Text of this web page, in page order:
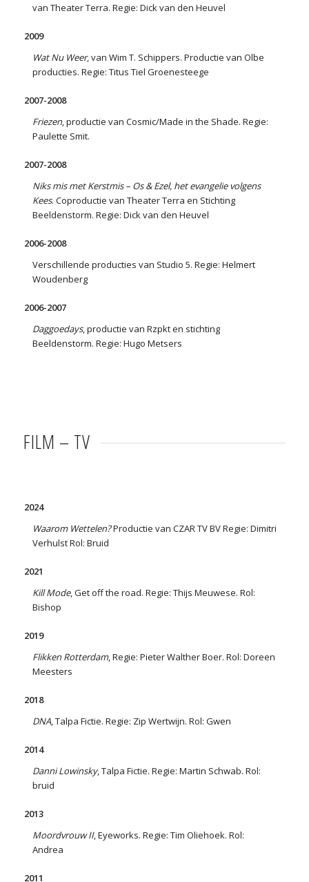
van Theater Terra. Regie: Dick van den Heuvel
2009
Wat Nu Weer, van Wim T. Schippers. Productie van Olbe
producties. Regie: Titus Tiel Groenesteege
2007-2008
Friezen, productie van Cosmic/Made in the Shade. Regie:
Paulette Smit.
2007-2008
Niks mis met Kerstmis – Os & Ezel, het evangelie volgens
Kees. Coproductie van Theater Terra en Stichting
Beeldenstorm. Regie: Dick van den Heuvel
2006-2008
Verschillende producties van Studio 5. Regie: Helmert
Woudenberg
2006-2007
Daggoedays, productie van Rzpkt en stichting
Beeldenstorm. Regie: Hugo Metsers
FILM – TV
2024
Waarom Wettelen?Productie van CZAR TV BV Regie: Dimitri
Verhulst Rol: Bruid
2021
Kill Mode, Get off the road. Regie: Thijs Meuwese. Rol:
Bishop
2019
Flikken Rotterdam, Regie: Pieter Walther Boer. Rol: Doreen
Meesters
2018
DNA, Talpa Fictie. Regie: Zip Wertwijn. Rol: Gwen
2014
Danni Lowinsky, Talpa Fictie. Regie: Martin Schwab. Rol:
bruid
2013
Moordvrouw II, Eyeworks. Regie: Tim Oliehoek. Rol:
Andrea
2011